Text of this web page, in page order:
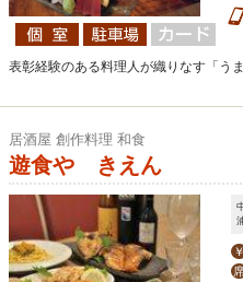
表彰経験のある料理人が織りなす「う
居酒屋 創作料理 和食
遊食や きえん